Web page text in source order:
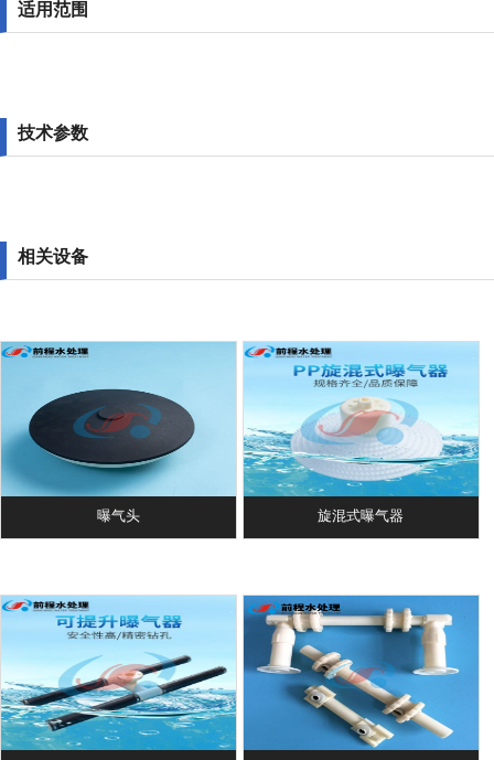
适用范围
技术参数
相关设备
曝气头 旋混式曝气器